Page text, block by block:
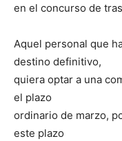
en el concurso de
Aquel personal que
destino definitivo,
quiera optar a una
el plazo
ordinario de marzo,
este plazo